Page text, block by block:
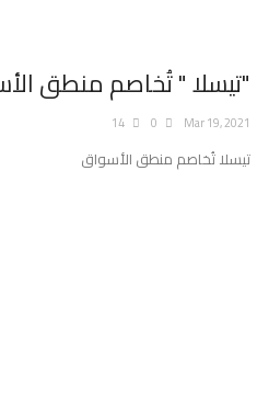
"تيسلا " تُخاصم منطق
Mar 19, 2021
0
14
تيسلا تُخاصم منطق الأسواق